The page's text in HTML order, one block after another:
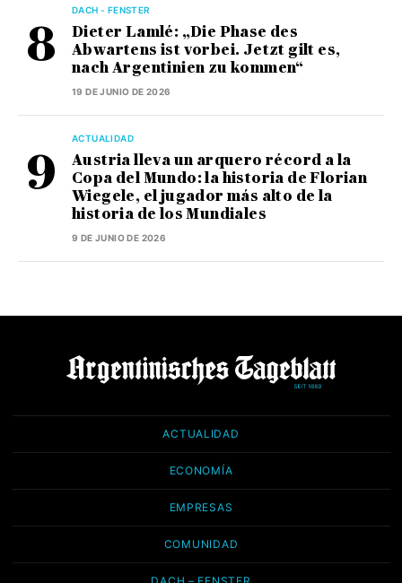
DACH - FENSTER
Dieter Lamlé: „Die Phase des
Abwartens ist vorbei. Jetzt gilt es,
nach Argentinien zu kommen“
19 DE JUNIO DE 2026
ACTUALIDAD
Austria lleva un arquero récord a la
Copa del Mundo: la historia de Florian
Wiegele, el jugador más alto de la
historia de los Mundiales
9 DE JUNIO DE 2026
ACTUALIDAD
ECONOMÍA
EMPRESAS
COMUNIDAD